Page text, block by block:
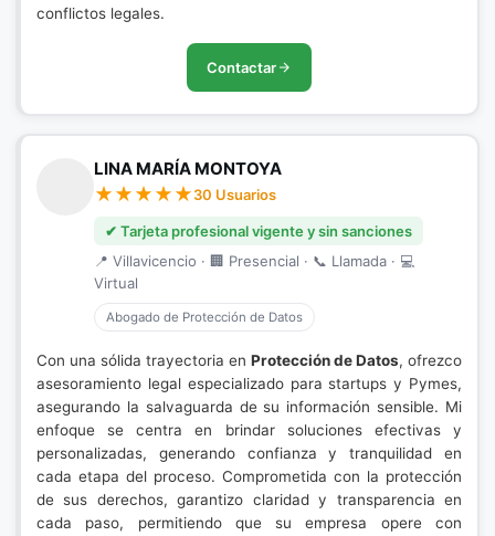
conflictos legales.
Contactar
LINA MARÍA MONTOYA
30 Usuarios
✔ Tarjeta profesional vigente y sin sanciones
📍 Villavicencio · 🏢 Presencial · 📞 Llamada · 💻
Virtual
Abogado de Protección de Datos
Con una sólida trayectoria en Protección de Datos, ofrezco
asesoramiento legal especializado para startups y Pymes,
asegurando la salvaguarda de su información sensible. Mi
enfoque se centra en brindar soluciones efectivas y
personalizadas, generando confianza y tranquilidad en
cada etapa del proceso. Comprometida con la protección
de sus derechos, garantizo claridad y transparencia en
cada paso, permitiendo que su empresa opere con